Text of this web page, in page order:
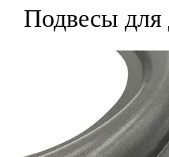
Подвесы для